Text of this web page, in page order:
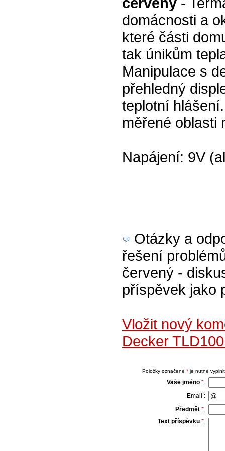
domácnosti a
které části
tak únikům
Manipulace s
přehledný
teplotní
měřené oblasti
Napájení: 9V
Otázky a
řešení
červený -
příspěvek jako
Vložit nový
Decker
Položky označené *je nutné
Vaše jméno *:
Email :
Předmět *:
Text příspěvku *: